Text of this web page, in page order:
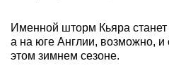
Именной шторм Кьяра
а на юге Англии, возможно,
этом зимнем сезоне.